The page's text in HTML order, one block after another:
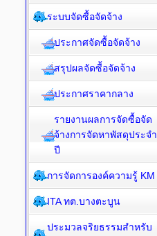
ระบบจัดซื้อจัดจ้าง
ประกาศจัดซื้อจัดจ้าง
สรุปผลจัดซื้อจัดจ้าง
ประกาศราคากลาง
รายงานผลการจัดซื้อจัด
จ้างการจัดหาพัสดุประจำ
ปี
การจัดการองค์ความรู้ KM
ITA ทต.บางตะบูน
ประมวลจริยธรรมสำหรับ